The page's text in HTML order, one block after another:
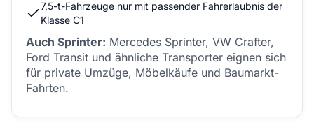
7,5-t-Fahrzeuge nur mit passender Fahrerlaubnis der
Klasse C1
Auch Sprinter: Mercedes Sprinter, VW Crafter,
Ford Transit und ähnliche Transporter eignen sich
für private Umzüge, Möbelkäufe und Baumarkt-
Fahrten.